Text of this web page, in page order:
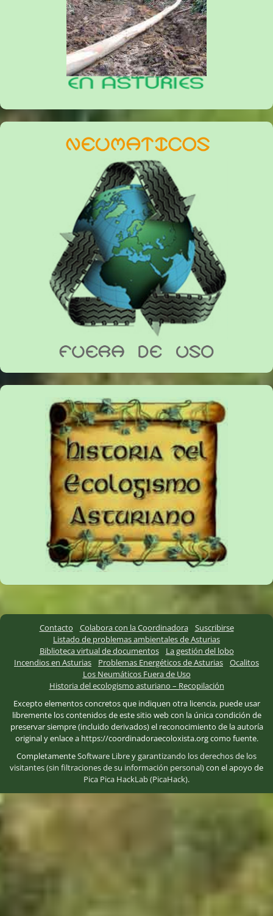
Contacto Colabora con la Coordinadora
Suscribirse
Listado de problemas ambientales de Asturias
Biblioteca virtual de documentos
La gestión del lobo
Incendios en Asturias
Problemas Energéticos de Asturias
Ocalitos
Los Neumáticos Fuera de Uso
Historia del ecologismo asturiano – Recopilación
Excepto elementos concretos que indiquen otra licencia, puede usar
libremente los contenidos de este sitio web con la única condición de
preservar siempre (incluido derivados) el reconocimiento de la autoría
original y enlace a https://coordinadoraecoloxista.org como fuente.
CompletamenteSoftware Libreygarantizando los derechos de los
visitantes (sin filtraciones de su información personal)con el apoyo de
Pica Pica HackLab (PicaHack).